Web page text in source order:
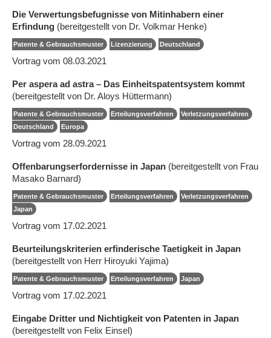
Die Verwertungsbefugnisse von Mitinhabern einer
Erfindung (bereitgestellt von Dr. Volkmar Henke)
Patente & Gebrauchsmuster Lizenzierung Deutschland
Vortrag vom 08.03.2021
Per aspera ad astra – Das Einheitspatentsystem kommt
(bereitgestellt von Dr. Aloys Hüttermann)
Patente & Gebrauchsmuster Erteilungsverfahren
Verletzungsverfahren
Deutschland
Europa
Vortrag vom 28.09.2021
Offenbarungserfordernisse in Japan (bereitgestellt von Frau
Masako Barnard)
Patente & Gebrauchsmuster Erteilungsverfahren
Verletzungsverfahren
Japan
Vortrag vom 17.02.2021
Beurteilungskriterien erfinderische Taetigkeit in Japan
(bereitgestellt von Herr Hiroyuki Yajima)
Patente & Gebrauchsmuster Erteilungsverfahren Japan
Vortrag vom 17.02.2021
Eingabe Dritter und Nichtigkeit von Patenten in Japan
(bereitgestellt von Felix Einsel)